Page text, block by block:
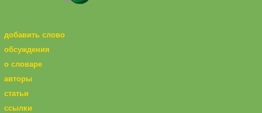
добавить слово
обсуждения
о словаре
авторы
статьи
ссылки